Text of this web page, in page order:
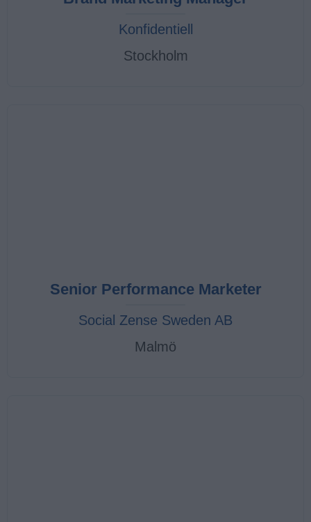
Konfidentiell
Stockholm
Senior Performance Marketer
Social Zense Sweden AB
Malmö